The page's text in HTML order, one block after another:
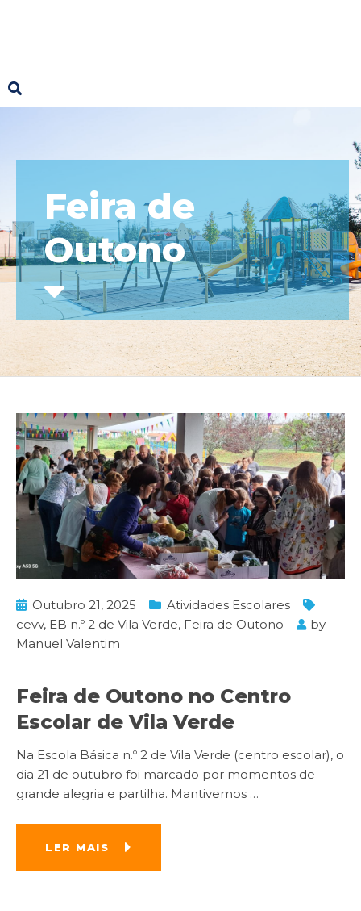
Feira de
Outono
Outubro 21, 2025
Atividades Escolares
cevv, EB n.º 2 de Vila Verde, Feira de Outono
by
Manuel Valentim
Feira de Outono no Centro
Escolar de Vila Verde
Na Escola Básica n.º 2 de Vila Verde (centro escolar), o
dia 21 de outubro foi marcado por momentos de
grande alegria e partilha. Mantivemos …
LER MAIS